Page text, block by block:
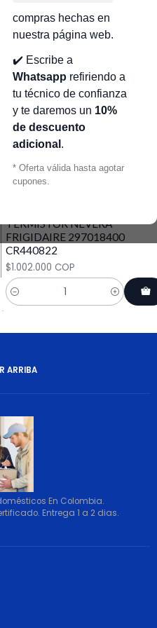
compras hechas en
nuestra página web.
✔️ Escribe a
Whatsapp refiriendo a
tu técnico de confianza
y te daremos un 10%
de descuento
adicional .
* Oferta válida hasta agotar
cupones.
NEVERA FRIGIDAIRE
$336.000 COP
Cantidad
CR441274|Frigidaire
TARJETA PRINCIPAL
FRIGIDAIRE 242115274
CR441274
Cantidad
TERMISTOR NEVERA
FRIGIDAIRE 297018400
CR440822
$1.002.000 COP
Cantidad
ARRIBA
En Colombia.
Entrega 1 a 2 dias.